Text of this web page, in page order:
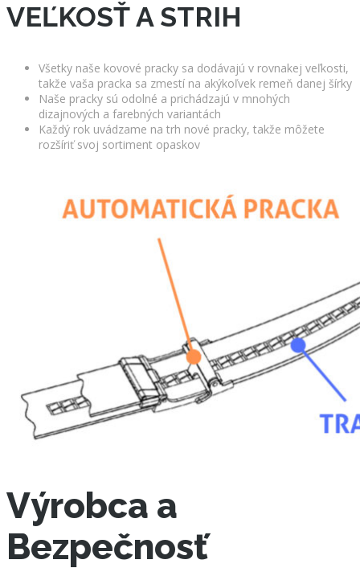
VEĽKOSŤ A STRIH
Všetky naše kovové pracky sa dodávajú v rovnakej veľkosti,
takže vaša pracka sa zmestí na akýkoľvek remeň danej šírky
Naše pracky sú odolné a prichádzajú v mnohých
dizajnových a farebných variantách
Každý rok uvádzame na trh nové pracky, takže môžete
rozšíriť svoj sortiment opaskov
Výrobca a
Bezpečnosť